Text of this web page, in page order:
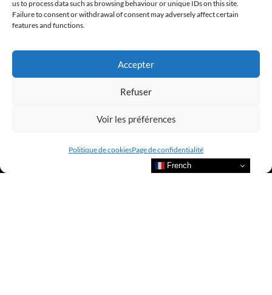
us to process data such as browsing behaviour or unique IDs on this site.
Failure to consent or withdrawal of consent may adversely affect certain
features and functions.
Accepter
Refuser
Voir les préférences
Politique de cookiesPage de confidentialité
French